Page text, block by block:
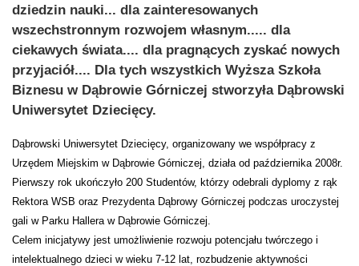
dziedzin nauki... dla zainteresowanych
wszechstronnym rozwojem własnym..... dla
ciekawych świata.... dla pragnących zyskać nowych
przyjaciół.... Dla tych wszystkich Wyższa Szkoła
Biznesu w Dąbrowie Górniczej stworzyła Dąbrowski
Uniwersytet Dziecięcy.
Dąbrowski Uniwersytet Dziecięcy, organizowany we współpracy z
Urzędem Miejskim w Dąbrowie Górniczej, działa od października 2008r.
Pierwszy rok ukończyło 200 Studentów, którzy odebrali dyplomy z rąk
Rektora WSB oraz Prezydenta Dąbrowy Górniczej podczas uroczystej
gali w Parku Hallera w Dąbrowie Górniczej.
Celem inicjatywy jest umożliwienie rozwoju potencjału twórczego i
intelektualnego dzieci w wieku 7-12 lat, rozbudzenie aktywności